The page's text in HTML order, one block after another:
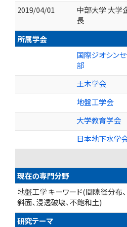
2019/04/01
中部大学 大学
長
所属学会
国際ジオシン
部
土木学会
地盤工学会
大学教育学会
日本地下水学
現在の専門分野
地盤工学 キーワード(間隙径分布、
斜面、浸透破壊、不飽和土)
研究テーマ